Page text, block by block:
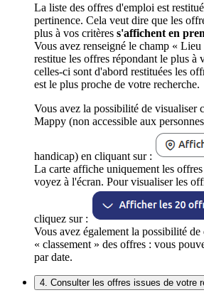
La liste des offres d'emploi est
pertinence. Cela veut dire que les
plus à vos critères s'affichent en
Vous avez renseigné le champ «
restitue les offres répondant le plus à
celles-ci sont d'abord restituées les
est le plus proche de votre recherche.
Vous avez la possibilité de visualiser
Mappy (non accessible aux
handicap) en cliquant sur :
La carte affiche uniquement les
voyez à l'écran. Pour visualiser les
cliquez sur :
Vous avez également la possibilité de
« classement » des offres : vous
par date.
4. Consulter les offres issues de votre